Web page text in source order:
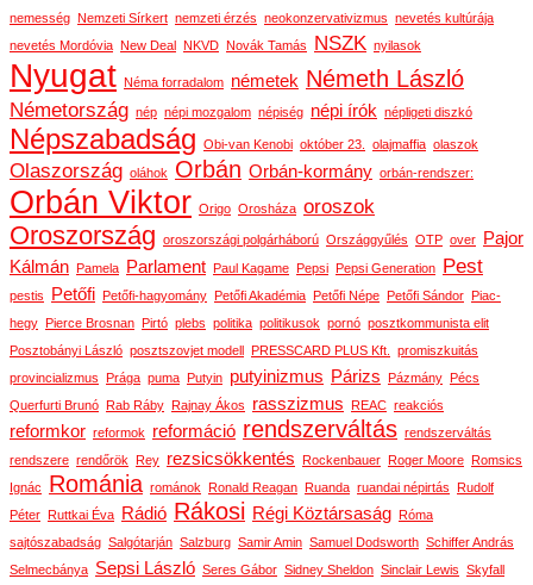
nemesség Nemzeti Sírkert nemzeti érzés neokonzervativizmus nevetés kultúrája
nevetés Mordóvia New Deal NKVD Novák Tamás NSZK nyilasok
Nyugat Néma forradalom németek Németh László
Németország nép népi mozgalom népiség népi írók népligeti diszkó
Népszabadság Obi-van Kenobi október 23. olajmaffia olaszok
Olaszország oláhok Orbán Orbán-kormány orbán-rendszer:
Orbán Viktor Origo Orosháza oroszok
Oroszország oroszországi polgárháború Országgyűlés OTP over
Pajor
Kálmán Pamela Parlament Paul Kagame Pepsi Pepsi Generation Pest
pestis Petőfi Petőfi-hagyomány Petőfi Akadémia Petőfi Népe Petőfi Sándor Piac-
hegy Pierce Brosnan Pirtó plebs politika politikusok pornó posztkommunista elit
Posztobányi László posztszovjet modell PRESSCARD PLUS Kft.
promiszkuitás
provincializmus Prága puma Putyin putyinizmus Párizs Pázmány Pécs
Querfurti Brunó Rab Ráby Rajnay Ákos rasszizmus REAC reakciós
reformkor reformok reformáció rendszerváltás rendszerváltás
rendszere rendőrök Rey rezsicsökkentés Rockenbauer Roger Moore Romsics
Ignác
Románia románok Ronald Reagan Ruanda ruandai népirtás Rudolf
Péter Ruttkai Éva Rádió Rákosi Régi Köztársaság Róma
sajtószabadság Salgótarján Salzburg Samir Amin Samuel Dodsworth Schiffer András
Selmecbánya Sepsi László Seres Gábor Sidney Sheldon Sinclair Lewis Skyfall